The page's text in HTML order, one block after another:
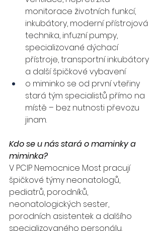
monitorace životních funkcí,
inkubátory, moderní přístrojová
technika, infuzní pumpy,
specializované dýchací
přístroje, transportní inkubátory
a další špičkové vybavení
o miminko se od první vteřiny
stará tým specialistů přímo na
místě – bez nutnosti převozu
jinam.
Kdo se u nás stará o maminky a
miminka?
V PCIP Nemocnice Most pracují
špičkové týmy neonatologů,
pediatrů, porodníků,
neonatologických sester,
porodních asistentek a dalšího
specializovaného personálu.